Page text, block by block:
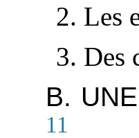
2. Les
3. Des
B.
11